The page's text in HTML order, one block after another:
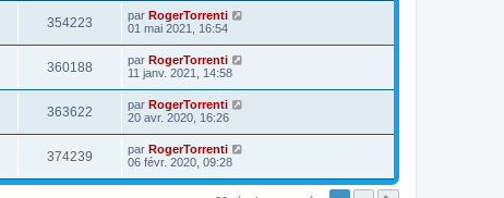
354223 par RogerTorrenti
01 mai 2021, 16:54
360188 par RogerTorrenti
11 janv. 2021, 14:58
363622 par RogerTorrenti
20 avr. 2020, 16:26
374239 par RogerTorrenti
06 févr. 2020, 09:28